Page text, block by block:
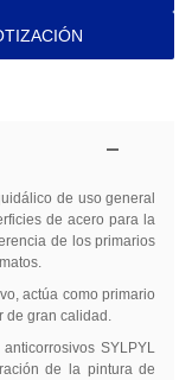
de uso general
de acero para la
de los primarios
actúa como primario
de gran calidad.
SYLPYL
de la pintura de